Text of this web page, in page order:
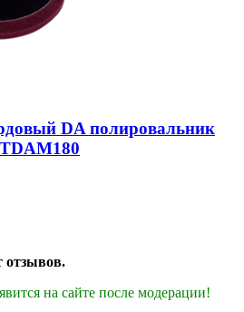
DA полировальник
отзывов.
на сайте после модерации!